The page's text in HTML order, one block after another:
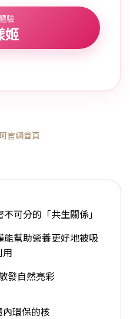
驗
姬
可分的「共生關係」
幫助營養更好地被吸
用
發自然亮彩
環保的核